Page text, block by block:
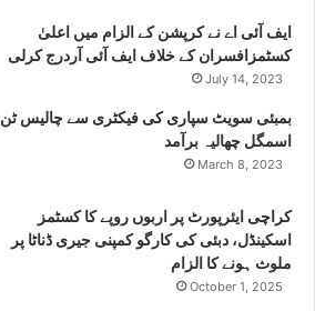
ایف آئی اے نے کرپشن کے الزام میں اعلیٰ
کسٹمزافسران کے خلاف ایف آئی آردرج کرلی
July 14, 2023
بمبئی سویٹ سپاری کی فیکٹری سے چالیس ٹن
اسمگل چھالیہ برآمد
March 8, 2023
کراچی ایئرپورٹ پر اربوں روپے کا کسٹمز
اسکینڈل، دبئی کی کارگو کمپنی جیری ڈناٹا پر
ملوث ہونے کا الزام
October 1, 2025